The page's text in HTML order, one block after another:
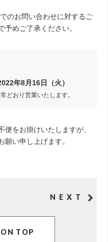
のお問い合わせに対するご
予めご了承ください。
年8月16日（火）
どおり営業いたします。
をお掛けいたしますが、
願い申し上げます。
NEXT
TOP